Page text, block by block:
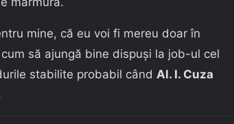
mine, că eu voi fi mereu doar în
să ajungă bine dispuși la job-ul cel
stabilite probabil când Al. I. Cuza